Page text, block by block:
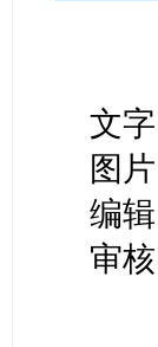
文
图
编
审